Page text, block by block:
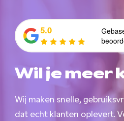
5.0
Wil je meer
Wij maken snelle,
dat echt klanten oplevert.